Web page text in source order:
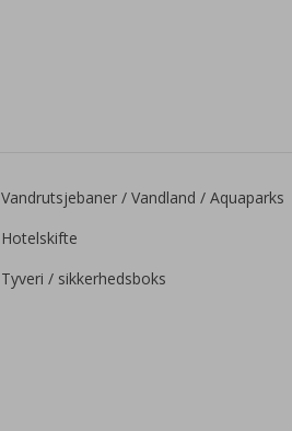
Vandrutsjebaner / Vandland / Aquaparks
Hotelskifte
Tyveri / sikkerhedsboks